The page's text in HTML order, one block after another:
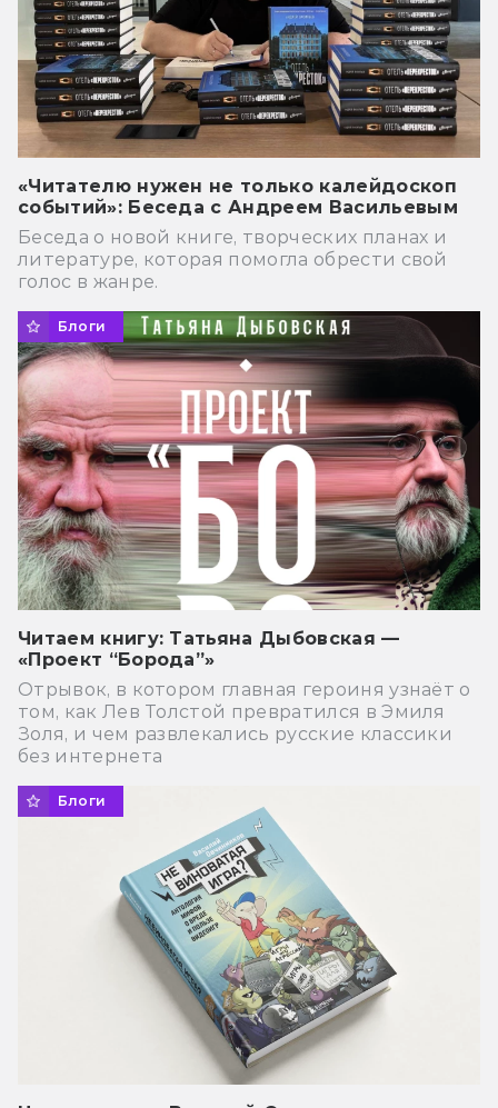
«Читателю нужен не только калейдоскоп
событий»: Беседа с Андреем Васильевым
Беседа о новой книге, творческих планах и
литературе, которая помогла обрести свой
голос в жанре.
Блоги
Читаем книгу: Татьяна Дыбовская —
«Проект “Борода”»
Отрывок, в котором главная героиня узнаёт о
том, как Лев Толстой превратился в Эмиля
Золя, и чем развлекались русские классики
без интернета
Блоги